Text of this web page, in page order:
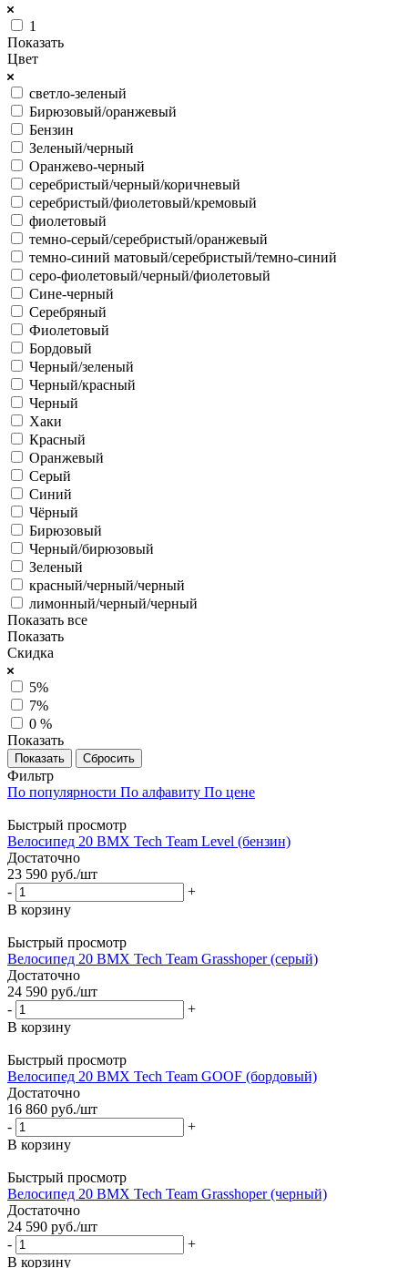
1
Показать
Цвет
светло-зеленый
Бирюзовый/оранжевый
Бензин
Зеленый/черный
Оранжево-черный
серебристый/черный/коричневый
серебристый/фиолетовый/кремовый
фиолетовый
темно-серый/серебристый/оранжевый
темно-синий матовый/серебристый/темно-синий
серо-фиолетовый/черный/фиолетовый
Сине-черный
Серебряный
Фиолетовый
Бордовый
Черный/зеленый
Черный/красный
Черный
Хаки
Красный
Оранжевый
Серый
Синий
Чёрный
Бирюзовый
Черный/бирюзовый
Зеленый
красный/черный/черный
лимонный/черный/черный
Показать все
Показать
Скидка
5%
7%
0 %
Показать
Сбросить
Фильтр
По популярности По алфавиту По цене
Быстрый просмотр
Велосипед 20 BMX Tech Team Level (бензин)
Достаточно
23 590 руб./шт
-
+
В корзину
Быстрый просмотр
Велосипед 20 BMX Tech Team Grasshoper (серый)
Достаточно
24 590 руб./шт
-
+
В корзину
Быстрый просмотр
Велосипед 20 BMX Tech Team GOOF (бордовый)
Достаточно
16 860 руб./шт
-
+
В корзину
Быстрый просмотр
Велосипед 20 BMX Tech Team Grasshoper (черный)
Достаточно
24 590 руб./шт
-
+
В корзину